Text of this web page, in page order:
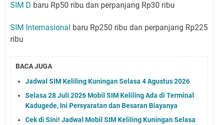
SIM D baru Rp50 ribu dan perpanjang Rp30 ribu
SIM Internasional baru Rp250 ribu dan perpanjang Rp225
ribu
BACA JUGA
Jadwal SIM Keliling Kuningan Selasa 4 Agustus 2026
Selasa 28 Juli 2026 Mobil SIM Keliling Ada di Terminal
Kadugede, Ini Persyaratan dan Besaran Biayanya
Cek di Sini! Jadwal Mobil SIM Keliling Kuningan Selasa